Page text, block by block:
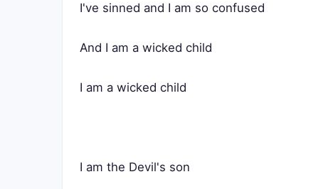
I've sinned and I am so confused
And I am a wicked child
I am a wicked child
I am the Devil's son